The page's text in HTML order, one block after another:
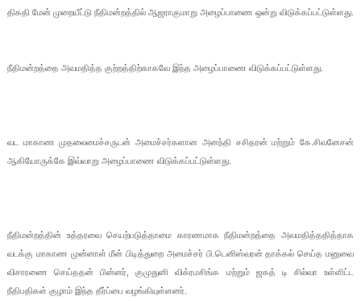
திகதி மேன் முறையீட்டு நீதிமன்றத்தில் ஆஜராகுமாறு அழைப்பாணை ஒன்று விடுக்கப்பட்டுள்ளது.
நீதிமன்றத்தை அவமதித்த குற்றத்திற்காகவே இந்த அழைப்பாணை விடுக்கப்பட்டுள்ளது.
வட மாகாண முதலைமைச்சருடன் அமைச்சர்களான அனந்தி சசிதரன் மற்றும் கே.சிவனேசன்
ஆகியோருக்கே இவ்வாறு அழைப்பாணை விடுக்கப்பட்டுள்ளது.
நீதிமன்றத்தின் உத்தரவை செயற்படுத்தாமை காரணமாக நீதிமன்றத்தை அவமதித்ததித்தாக
வடக்கு மாகாண முன்னாள் மீன் பிடித்துறை அமைச்சர் பி.​டெனிஸ்வரன் தாக்கல் செய்த மனுவை
விசாரணை செய்ததன் பின்னர், குமுதுனி விக்ரமசிங்க மற்றும் ஜகத் டி சில்வா உள்ளிட்ட
நீதிபதிகள் குழாம் இந்த தீர்ப்பை வழங்கியுள்ளனர்.